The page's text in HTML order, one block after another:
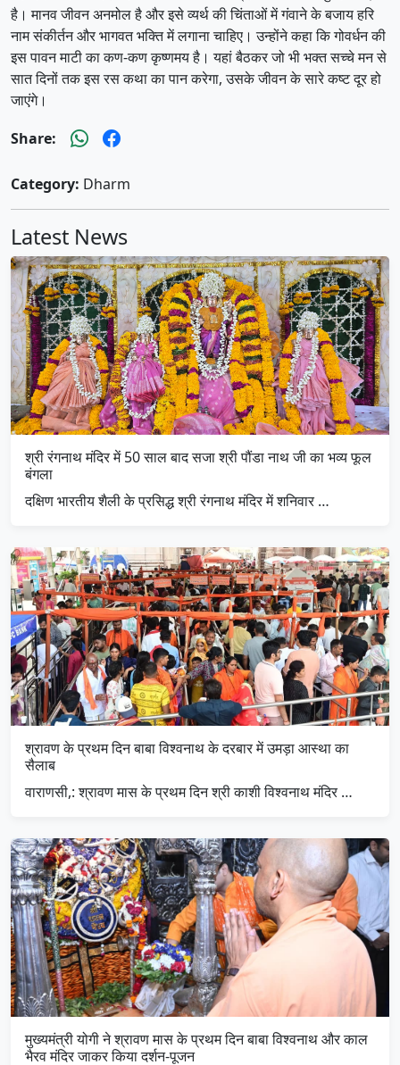
है। मानव जीवन अनमोल है और इसे व्यर्थ की चिंताओं में गंवाने के बजाय हरि
नाम संकीर्तन और भागवत भक्ति में लगाना चाहिए। उन्होंने कहा कि गोवर्धन की
इस पावन माटी का कण-कण कृष्णमय है। यहां बैठकर जो भी भक्त सच्चे मन से
सात दिनों तक इस रस कथा का पान करेगा, उसके जीवन के सारे कष्ट दूर हो
जाएंगे।
Share:
Category: Dharm
Latest News
श्री रंगनाथ मंदिर में 50 साल बाद सजा श्री पौंडा नाथ जी का भव्य फूल
बंगला
दक्षिण भारतीय शैली के प्रसिद्ध श्री रंगनाथ मंदिर में शनिवार …
श्रावण के प्रथम दिन बाबा विश्वनाथ के दरबार में उमड़ा आस्था का
सैलाब
वाराणसी,: श्रावण मास के प्रथम दिन श्री काशी विश्वनाथ मंदिर …
मुख्यमंत्री योगी ने श्रावण मास के प्रथम दिन बाबा विश्वनाथ और काल
भैरव मंदिर जाकर किया दर्शन-पूजन